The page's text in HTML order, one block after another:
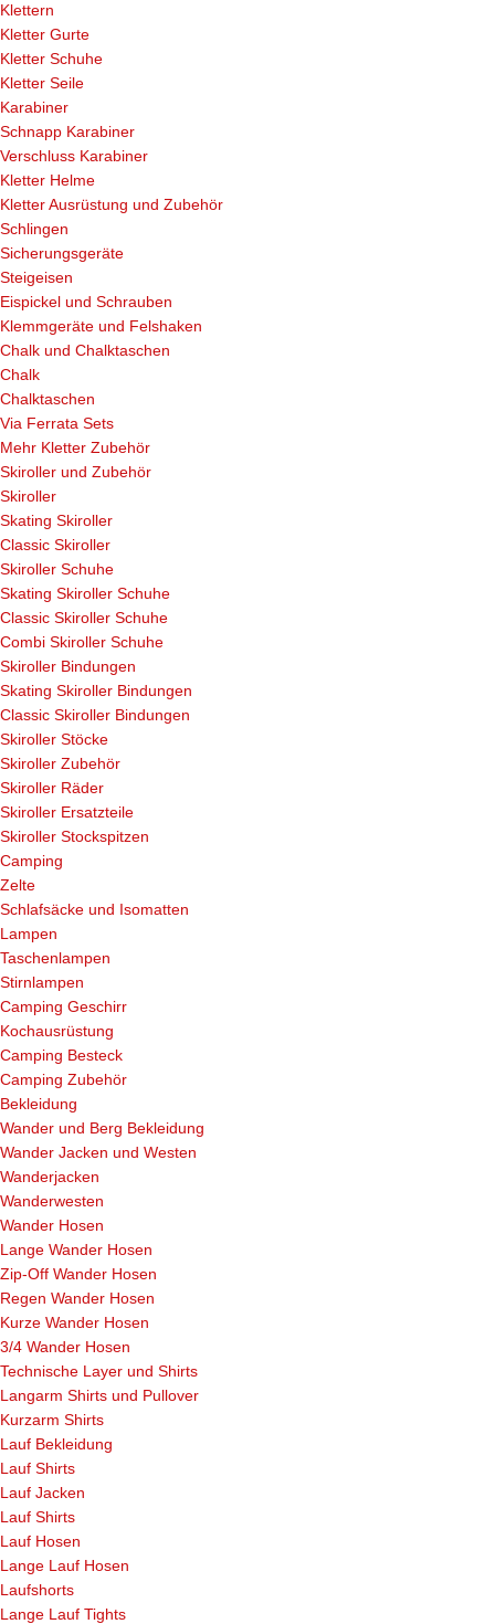
Klettern
Kletter Gurte
Kletter Schuhe
Kletter Seile
Karabiner
Schnapp Karabiner
Verschluss Karabiner
Kletter Helme
Kletter Ausrüstung und Zubehör
Schlingen
Sicherungsgeräte
Steigeisen
Eispickel und Schrauben
Klemmgeräte und Felshaken
Chalk und Chalktaschen
Chalk
Chalktaschen
Via Ferrata Sets
Mehr Kletter Zubehör
Skiroller und Zubehör
Skiroller
Skating Skiroller
Classic Skiroller
Skiroller Schuhe
Skating Skiroller Schuhe
Classic Skiroller Schuhe
Combi Skiroller Schuhe
Skiroller Bindungen
Skating Skiroller Bindungen
Classic Skiroller Bindungen
Skiroller Stöcke
Skiroller Zubehör
Skiroller Räder
Skiroller Ersatzteile
Skiroller Stockspitzen
Camping
Zelte
Schlafsäcke und Isomatten
Lampen
Taschenlampen
Stirnlampen
Camping Geschirr
Kochausrüstung
Camping Besteck
Camping Zubehör
Bekleidung
Wander und Berg Bekleidung
Wander Jacken und Westen
Wanderjacken
Wanderwesten
Wander Hosen
Lange Wander Hosen
Zip-Off Wander Hosen
Regen Wander Hosen
Kurze Wander Hosen
3/4 Wander Hosen
Technische Layer und Shirts
Langarm Shirts und Pullover
Kurzarm Shirts
Lauf Bekleidung
Lauf Shirts
Lauf Jacken
Lauf Shirts
Lauf Hosen
Lange Lauf Hosen
Laufshorts
Lange Lauf Tights